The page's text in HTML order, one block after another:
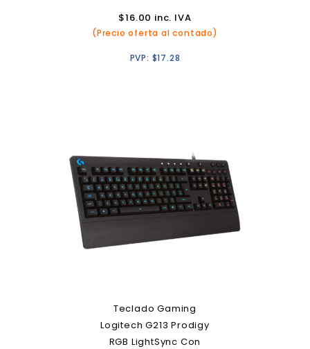
$16.00 inc. IVA
(Precio oferta al contado)
PVP: $17.28
Teclado Gaming
Logitech G213 Prodigy
RGB LightSync Con